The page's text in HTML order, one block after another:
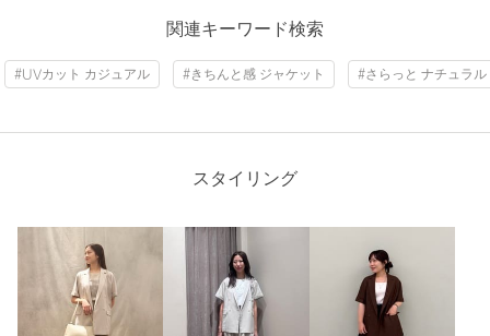
商品詳細
対象商品
カテゴリー
ジャケット / スーツ / セット
|
テーラードジャケ
ット
ニックネーム： あおまめ
購入サイズ：FREE
｜
購入カラー：NATURAL
でキチンと感が出て楽です。
年代：
40代前半
身長： 161cm
普段の着用サイズ：
関連キーワード検索
#UVカット カジュアル #きちんと感 ジャケット #さらっと ナチュラル
スタイリング